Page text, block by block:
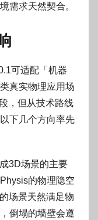
需求天然契合。
可适配「机器
真实物理应用场
，但从技术路线
下几个方向率先
3D场景的主要
的物理隐空
场景天然满足物
倒塌的墙壁会遵